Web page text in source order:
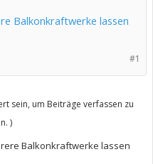
Balkonkraftwerke lassen
#1
sein, um Beiträge verfassen zu
)
Balkonkraftwerke lassen